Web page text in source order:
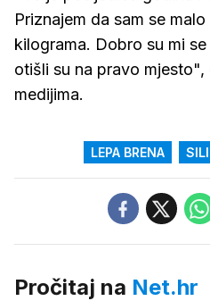
Priznajem da sam se
kilograma. Dobro su mi
otišli su na pravo
medijima.
LEPA BRENA
Pročitaj na Net.hr